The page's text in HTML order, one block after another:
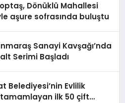
Dönüklü Mahallesi
aşure sofrasında buluştu
Sanayi Kavşağı’nda
Serimi Başladı
Belediyesi’nin Evlilik
tamamlayan ilk 50 çift